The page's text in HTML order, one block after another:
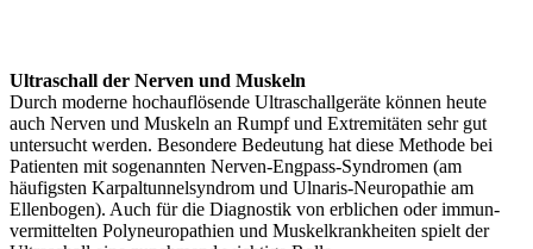
Ultraschall der Nerven und Muskeln
Durch moderne hochauflösende Ultraschallgeräte können heute
auch Nerven und Muskeln an Rumpf und Extremitäten sehr gut
untersucht werden. Besondere Bedeutung hat diese Methode bei
Patienten mit sogenannten Nerven-Engpass-Syndromen (am
häufigsten Karpaltunnelsyndrom und Ulnaris-Neuropathie am
Ellenbogen). Auch für die Diagnostik von erblichen oder immun-
vermittelten Polyneuropathien und Muskelkrankheiten spielt der